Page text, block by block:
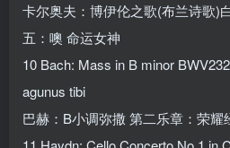
卡尔奥夫：博伊伦之歌(布兰诗歌)
五：噢 命运女神
10 Bach: Mass in B minor
agunus tibi
巴赫：B小调弥撒 第二乐章：荣耀